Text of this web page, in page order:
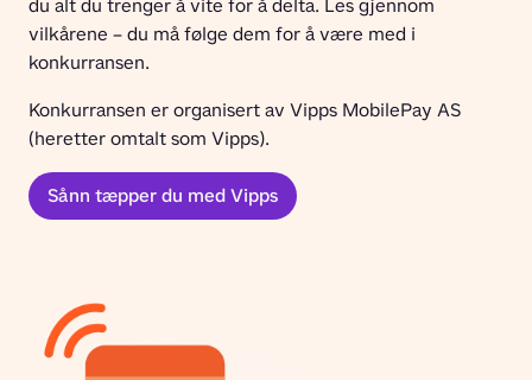
vilkårene – du må følge dem for å være med i
konkurransen.
Konkurransen er organisert av Vipps MobilePay AS
(heretter omtalt som Vipps).
Sånn tæpper du med Vipps